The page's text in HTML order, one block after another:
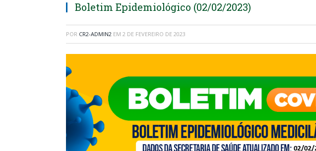
Boletim Epidemiológico (02/02/2023)
POR CR2-ADMIN2 EM 2 DE FEVEREIRO DE 2023